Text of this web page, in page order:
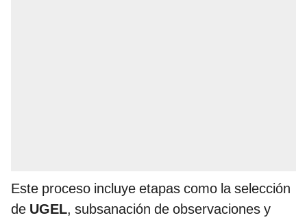
Este proceso incluye etapas como la selección
de UGEL, subsanación de observaciones y